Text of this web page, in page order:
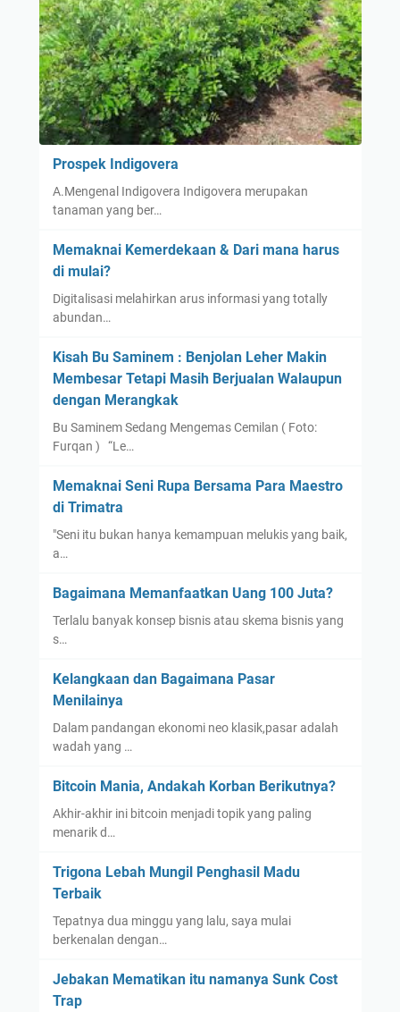
Prospek Indigovera
A.Mengenal Indigovera Indigovera merupakan
tanaman yang ber…
Memaknai Kemerdekaan & Dari mana harus
di mulai?
Digitalisasi melahirkan arus informasi yang totally
abundan…
Kisah Bu Saminem : Benjolan Leher Makin
Membesar Tetapi Masih Berjualan Walaupun
dengan Merangkak
Bu Saminem Sedang Mengemas Cemilan ( Foto:
Furqan ) “Le…
Memaknai Seni Rupa Bersama Para Maestro
di Trimatra
"Seni itu bukan hanya kemampuan melukis yang baik,
a…
Bagaimana Memanfaatkan Uang 100 Juta?
Terlalu banyak konsep bisnis atau skema bisnis yang
s…
Kelangkaan dan Bagaimana Pasar
Menilainya
Dalam pandangan ekonomi neo klasik,pasar adalah
wadah yang …
Bitcoin Mania, Andakah Korban Berikutnya?
Akhir-akhir ini bitcoin menjadi topik yang paling
menarik d…
Trigona Lebah Mungil Penghasil Madu
Terbaik
Tepatnya dua minggu yang lalu, saya mulai
berkenalan dengan…
Jebakan Mematikan itu namanya Sunk Cost
Trap